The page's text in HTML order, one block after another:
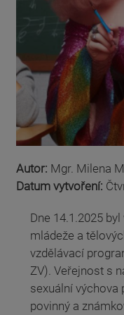
Autor: Mgr. Milena
Datum vytvoření:
Dne 14.1.2025
mládeže a
vzdělávací
ZV). Veřejnost s
sexuální výchova
povinný a